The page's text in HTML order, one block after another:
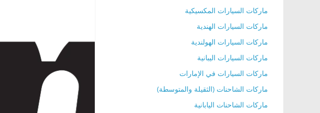
ماركات السيارات المكسيكية
ماركات السيارات الهندية
ماركات السيارات الهولندية
ماركات السيارات اليبانية
ماركات السيارات في الإمارات
ماركات الشاحنات (الثقيلة والمتوسطة)
ماركات الشاحنات اليابانية